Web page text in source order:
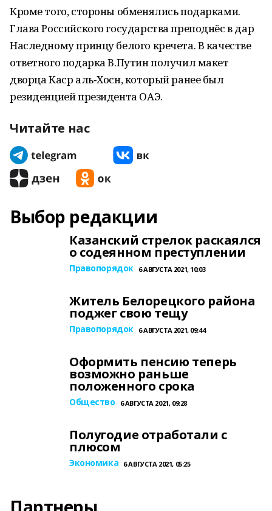
Кроме того, стороны обменялись подарками.
Глава Российского государства преподнёс в дар
Наследному принцу белого кречета. В качестве
ответного подарка В.Путин получил макет
дворца Каср аль‑Хосн, который ранее был
резиденцией президента ОАЭ.
Читайте нас
Выбор редакции
Казанский стрелок раскаялся
о содеянном преступлении
Правопорядок 6 АВГУСТА 2021, 10:03
Житель Белорецкого района
поджег свою тещу
Правопорядок 6 АВГУСТА 2021, 09:44
Оформить пенсию теперь
возможно раньше
положенного срока
Общество 6 АВГУСТА 2021, 09:28
Полугодие отработали с
плюсом
Экономика 6 АВГУСТА 2021, 05:25